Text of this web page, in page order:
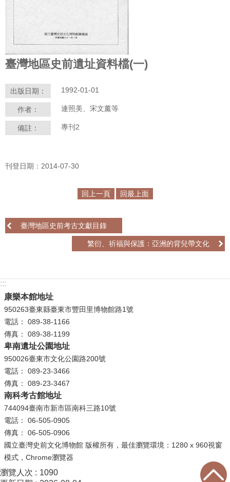
習
探
認
我
們
民
性
別
區
友
善
措
施
服
務
服
務
信
箱
網
站
覽
臺灣地區史前遺址資料檔(一)
出版日期： 1992-01-01
作者： 連照美、宋文薰等
備註： 專刊2
刊登日期：2014-07-30
回上一頁 回最上面
臺灣地區史前考古文獻目錄
繁衍、祈福與保護：亞洲的背兒帶文化
:::
康樂本館地址
950263臺東縣臺東市豐田里博物館路1號
電話： 089-38-1166
傳真： 089-38-1199
卑南遺址公園地址
950026臺東市文化公園路200號
電話： 089-23-3466
傳真： 089-23-3467
南科考古館地址
744094臺南市新市區南科三路10號
電話： 06-505-0905
傳真： 06-505-0906
國立臺灣史前文化博物館 版權所有，最佳瀏覽環境：1280 x 960視窗
模式，Chrome瀏覽器
瀏覽人次
1090